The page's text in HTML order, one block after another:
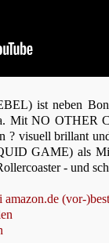
ist neben
Mit NO OTHER
? visuell brillant
GAME) als
- und
(vor-